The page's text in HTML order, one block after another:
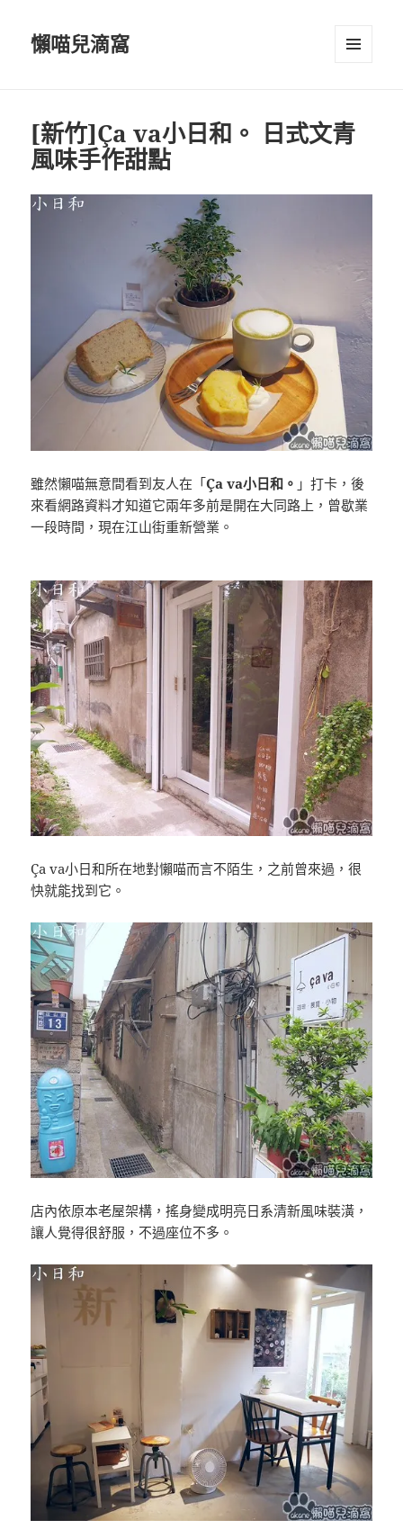
懶喵兒滴窩
[新竹]Ça va小日和。 日式文青
風味手作甜點
雖然懶喵無意間看到友人在「Ça va小日和。 」打卡，後
來看網路資料才知道它兩年多前是開在大同路上，曾歇業
一段時間，現在江山街重新營業。
Ça va小日和所在地對懶喵而言不陌生，之前曾來過，很
快就能找到它。
店內依原本老屋架構，搖身變成明亮日系清新風味裝潢，
讓人覺得很舒服，不過座位不多。